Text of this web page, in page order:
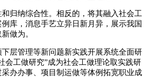
纳综合性。相反的，将其融入社会工
库，消息手艺立异日新月异，展示我国
做为。
管理等新问题新实践开展系统全面研
会工做研究”成为社会工做理论取实践研
办办事、项目制运做等体例拓宽职业成